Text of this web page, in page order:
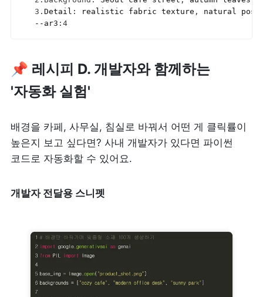
3. Detail : realistic fabric texture , natural pose
--ar3 : 4
📌 레시피 D. 개발자와 함께하는
'자동화 실험'
배경을 카페, 사무실, 침실로 바꿔서 어떤 게 클릭률이
높은지 보고 싶다면? 사내 개발자가 있다면 파이썬
코드로 자동화할 수 있어요.
개발자 전달용 스니펫